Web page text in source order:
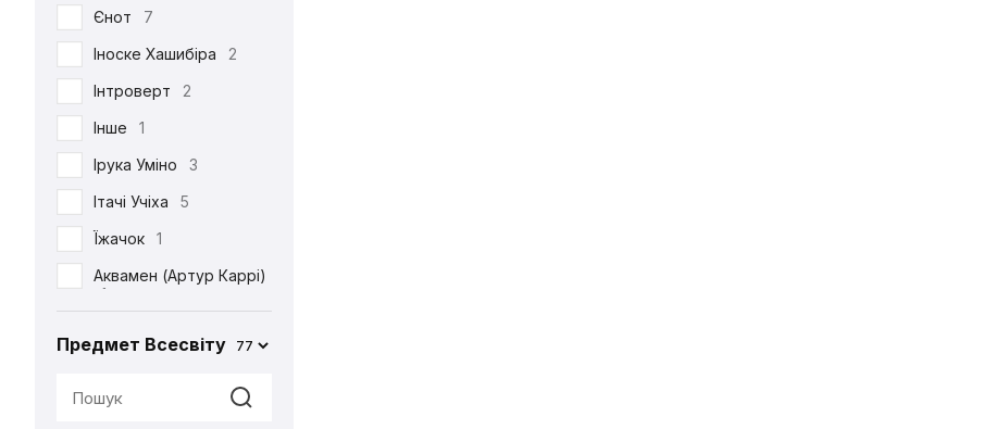
Demon Slayer
Dexter's Laboratory
Diablo
6
Disney
Elder Scrolls
4
Evangelion
2
Family Guy
Ferrero
2
Friends
Game of Thrones
2
Єнот
7
Іноске Хашибіра
2
Інтроверт
2
Інше
1
Ірука Уміно
3
Ітачі Учіха
5
Їжачок
1
Аквамен (Артур Каррі)
1
Аня Форджер (Об'єкт
Предмет Всесвіту 77